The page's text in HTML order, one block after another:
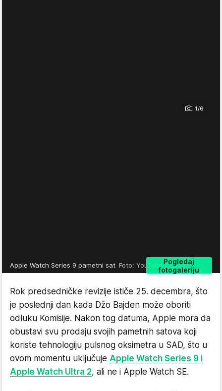
1/6
Pogledaj
fotogaleriju
Apple Watch Series 9 pametni sat Foto: YouTube / Apple
Rok predsedničke revizije ističe 25. decembra, što
je poslednji dan kada Džo Bajden može oboriti
odluku Komisije. Nakon tog datuma, Apple mora da
obustavi svu prodaju svojih pametnih satova koji
koriste tehnologiju pulsnog oksimetra u SAD, što u
ovom momentu uključuje Apple Watch Series 9 i
Apple Watch Ultra 2, ali ne i Apple Watch SE.